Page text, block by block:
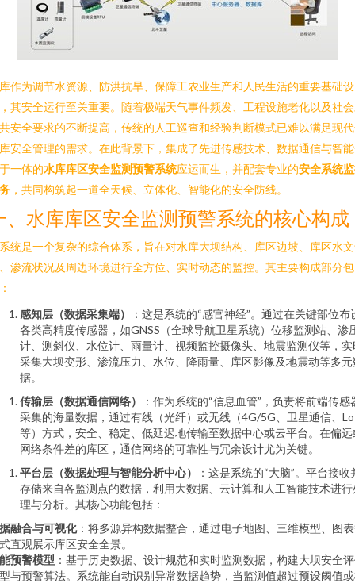
作为调节水资源、防洪抗旱、保障工农业生产和人民生活的重要基础设
其安全运行至关重要。随着极端天气事件频发、工程设施老化以及社
安全要求的不断提高，传统的人工巡查和经验判断模式已难以满足现
安全管理的需求。在此背景下，集成了先进传感技术、数据通信与智
一体的水库库区安全监测预警系统应运而生，并配套专业的安全系统
，共同构筑起一道全天候、立体化、智能化的安全防线。
、水库库区安全监测预警系统的核心构成
统是一个复杂的综合体系，旨在对水库大坝结构、库区边坡、库区水
渗流状况及周边环境进行全方位、实时动态的监控。其主要构成部分包
感知层（数据采集端）
：这是系统的“感官神经”。通过在关键部位布
各类高精度传感器，如GNSS（全球导航卫星系统）位移监测站、渗
计、测斜仪、水位计、雨量计、视频监控摄像头、地震监测仪等，实
采集大坝变形、渗流压力、水位、降雨量、库区影像及地震动等多元
据。
传输层（数据通信网络）
：作为系统的“信息血管”，负责将前端传感
采集的海量数据，通过有线（光纤）或无线（4G/5G、卫星通信、
等）方式，安全、稳定、低延迟地传输至数据中心或云平台。在偏远
网络条件差的库区，通信网络的可靠性与冗余设计尤为关键。
平台层（数据处理与智能分析中心）
：这是系统的“大脑”。平台接收
存储来自各监测点的数据，利用大数据、云计算和人工智能技术进行
理与分析。其核心功能包括：
融合与可视化：将多源异构数据整合，通过电子地图、三维模型、图
直观展示库区安全全景。
预警模型 ：基于历史数据、设计规范和实时监测数据，构建大坝安全
与预警算法。系统能自动识别异常数据趋势，当监测值超过预设阈值